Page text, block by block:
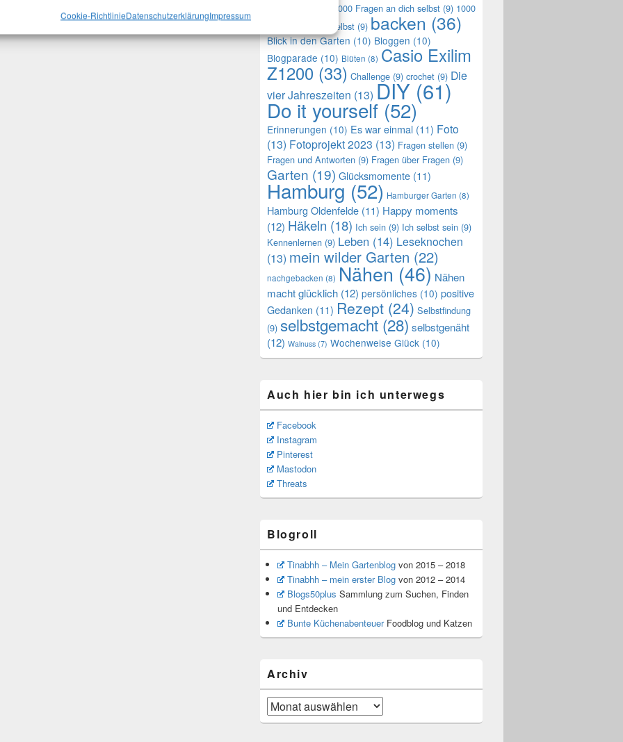
Cookie-RichtlinieDatenschutzerklärungImpressum
1000 Fragen an dich selbst (9) 1000
Fragen an mich selbst (9) backen (36)
Blick in den Garten (10) Bloggen (10)
Blogparade (10) Blüten (8) Casio Exilim
Z1200 (33) Challenge (9) crochet (9) Die
vier Jahreszeiten (13) DIY(61)
Do it yourself (52)
Erinnerungen (10) Es war einmal (11) Foto
(13) Fotoprojekt 2023 (13) Fragen stellen (9)
Fragen und Antworten (9) Fragen über Fragen (9)
Garten (19) Glücksmomente (11)
Hamburg (52) Hamburger Garten (8)
Hamburg Oldenfelde (11) Happy moments
(12) Häkeln (18) Ich sein (9) Ich selbst sein (9)
Kennenlernen (9) Leben (14) Leseknochen
(13) mein wilder Garten (22)
nachgebacken (8) Nähen (46) Nähen
macht glücklich (12) persönliches (10) positive
Gedanken (11) Rezept (24) Selbstfindung
(9) selbstgemacht (28) selbstgenäht
(12) Walnuss (7) Wochenweise Glück (10)
Auch hier bin ich unterwegs
Facebook
Instagram
Pinterest
Mastodon
Threats
Blogroll
Tinabhh – Mein Gartenblogvon 2015 – 2018
Tinabhh – mein erster Blogvon 2012 – 2014
Blogs50plus Sammlung zum Suchen, Finden
und Entdecken
Bunte KüchenabenteuerFoodblog und Katzen
Archiv
Archiv